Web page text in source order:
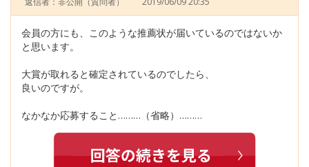
会員の方にも、このような推薦状が届いているのではないか
と思います。
大賞が取れると確定されているのでしたら、
良いのですが。
なかなか応募すること………（省略）………